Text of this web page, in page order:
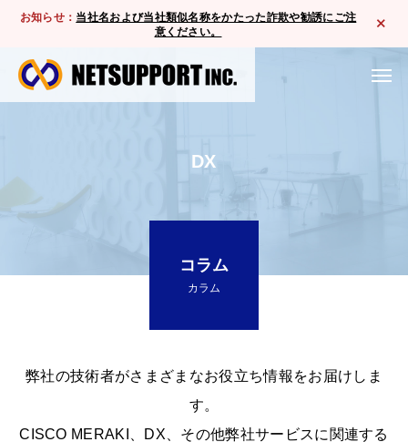
お知らせ： 当社名および当社類似名称をかたった詐欺や勧誘にご注
意ください。
DX
コラム
カラム
弊社の技術者がさまざまなお役立ち情報をお届けしま
す。
CISCO MERAKI、DX、その他弊社サービスに関連する